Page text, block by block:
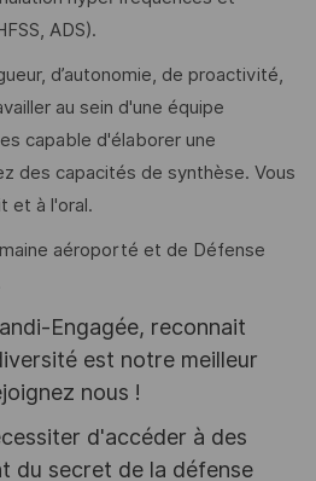
ADS).
d’autonomie, de proactivité,
au sein d'une équipe
capable d'élaborer une
des capacités de synthèse. Vous
et à l'oral.
aéroporté et de Défense
Engagée, reconnait
est notre meilleur
nous !
d'accéder à des
du secret de la défense